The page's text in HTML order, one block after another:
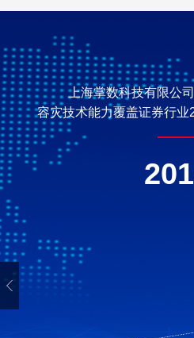
上海掌数科技有限公
容灾技术能力覆盖证券行